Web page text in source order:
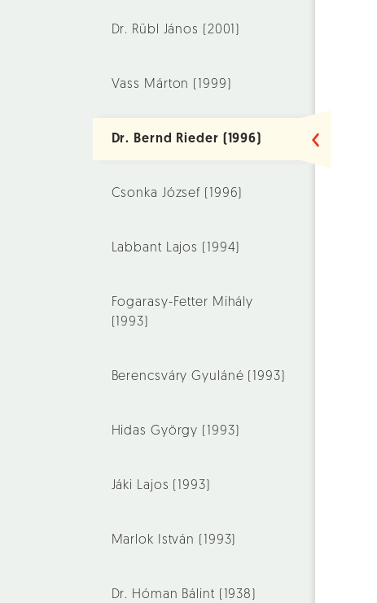
Dr. Rübl János (2001)
Vass Márton (1999)
Dr. Bernd Rieder (1996)
Csonka József (1996)
Labbant Lajos (1994)
Fogarasy-Fetter Mihály
(1993)
Berencsváry Gyuláné (1993)
Hidas György (1993)
Jáki Lajos (1993)
Marlok István (1993)
Dr. Hóman Bálint (1938)